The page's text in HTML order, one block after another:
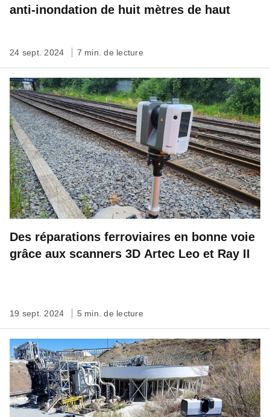
anti-inondation de huit mètres de haut
24 sept. 2024 7 min. de lecture
Des réparations ferroviaires en bonne voie
grâce aux scanners 3D Artec Leo et Ray II
19 sept. 2024 5 min. de lecture